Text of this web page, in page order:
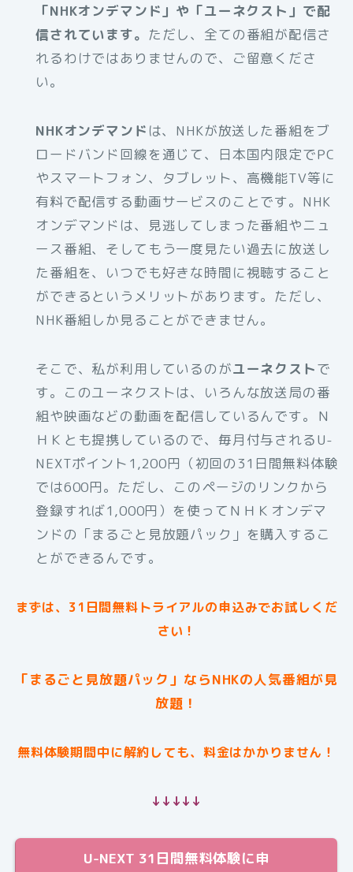
「NHKオンデマンド」や「ユーネクスト」で配
信されています。 ただし、全ての番組が配信さ
れるわけではありませんので、ご留意くださ
い。
NHKオンデマンド は、NHKが放送した番組をブ
ロードバンド回線を通じて、日本国内限定でPC
やスマートフォン、タブレット、高機能TV等に
有料で配信する動画サービスのことです。NHK
オンデマンドは、見逃してしまった番組やニュ
ース番組、そしてもう一度見たい過去に放送し
た番組を、いつでも好きな時間に視聴すること
ができるというメリットがあります。ただし、
NHK番組しか見ることができません。
そこで、私が利用しているのがユーネクストで
す。このユーネクストは、いろんな放送局の番
組や映画などの動画を配信しているんです。Ｎ
ＨＫとも提携しているので、毎月付与されるU-
NEXTポイント1,200円（初回の31日間無料体験
では600円。ただし、このページのリンクから
登録すれば1,000円）を使ってＮＨＫオンデマ
ンドの「まるごと見放題パック」を購入するこ
とができるんです。
まずは、31日間無料トライアルの申込みでお試しくだ
さい！
「まるごと見放題パック」ならNHKの人気番組が見
放題！
無料体験期間中に解約しても、料金はかかりません！
↓↓↓↓↓
U-NEXT 31日間無料体験に申